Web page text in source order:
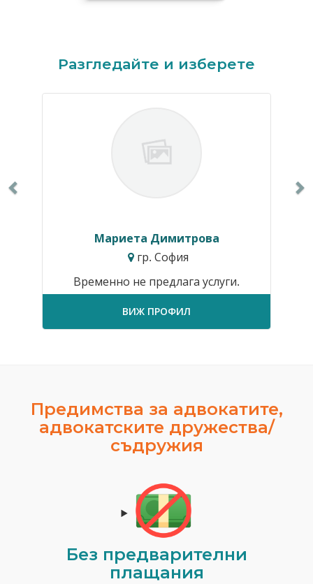
Разгледайте и изберете
Мариета Димитрова
гр. София
Временно не предлага услуги.
ВИЖ ПРОФИЛ
Предимства за адвокатите,
адвокатските дружества/
съдружия
Без предварителни
плащания